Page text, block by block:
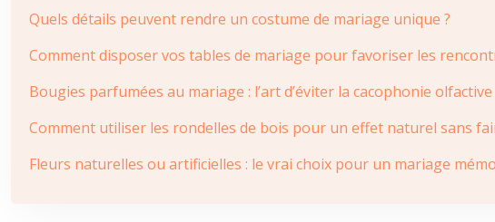
Quels détails peuvent rendre un costume de mariage unique ?
Comment disposer vos tables de mariage pour favoriser les
Bougies parfumées au mariage : l’art d’éviter la cacophonie olfactive
Comment utiliser les rondelles de bois pour un effet naturel sans
Fleurs naturelles ou artificielles : le vrai choix pour un mariage